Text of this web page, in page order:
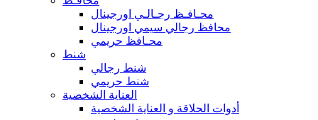
محـافـظ رجـالـي اورجينال
محافظ رجالي سيمي اورجينال
محـافظ حريمي
شنط
شنط رجالي
شنط حريمي
العناية الشخصية
أدوات الحلاقة و العناية الشخصية